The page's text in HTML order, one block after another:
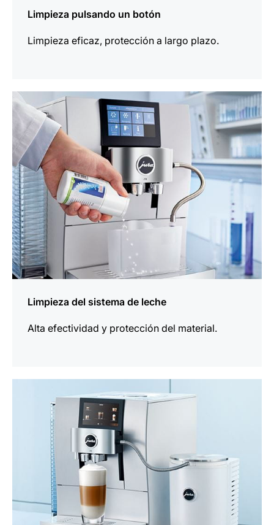
Limpieza pulsando un botón
Limpieza eficaz, protección a largo plazo.
Limpieza del sistema de leche
Alta efectividad y protección del material.
más
información
información